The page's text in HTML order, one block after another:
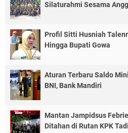
Silaturahmi Sesama
Profil Sitti Husniah
Hingga Bupati Gowa
Aturan Terbaru Saldo
BNI, Bank Mandiri
Mantan Jampidsus
Ditahan di Rutan KPK